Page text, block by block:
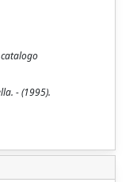
- (1995).